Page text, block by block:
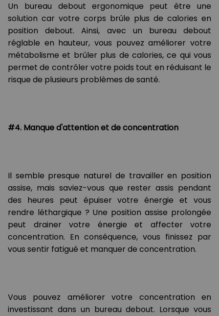
Un bureau debout ergonomique peut être une
solution car votre corps brûle plus de calories en
position debout. Ainsi, avec un bureau debout
réglable en hauteur, vous pouvez améliorer votre
métabolisme et brûler plus de calories, ce qui vous
permet de contrôler votre poids tout en réduisant le
risque de plusieurs problèmes de santé.
#4. Manque d'attention et de concentration
Il semble presque naturel de travailler en position
assise, mais saviez-vous que rester assis pendant
des heures peut épuiser votre énergie et vous
rendre léthargique ? Une position assise prolongée
peut drainer votre énergie et affecter votre
concentration. En conséquence, vous finissez par
vous sentir fatigué et manquer de concentration.
Vous pouvez améliorer votre concentration en
investissant dans un bureau debout. Lorsque vous